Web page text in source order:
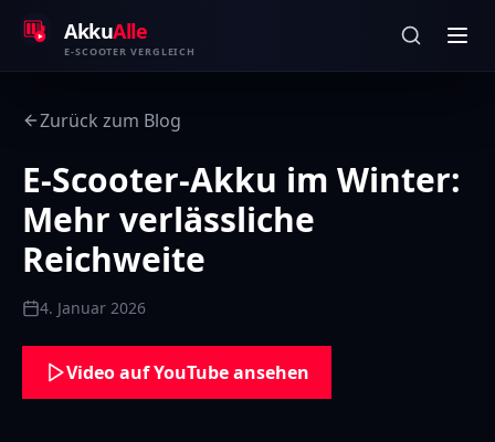
AkkuAlle
E-SCOOTER VERGLEICH
Zurück zum Blog
E-Scooter-Akku im Winter:
Mehr verlässliche
Reichweite
4. Januar 2026
Video auf YouTube ansehen